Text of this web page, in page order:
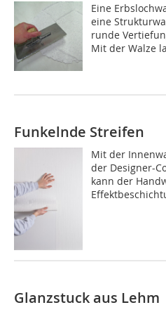
Eine
eine
runde
Mit der Walze
Funkelnde Streifen
Mit der
der Designer-
kann der
Glanzstuck aus Lehm